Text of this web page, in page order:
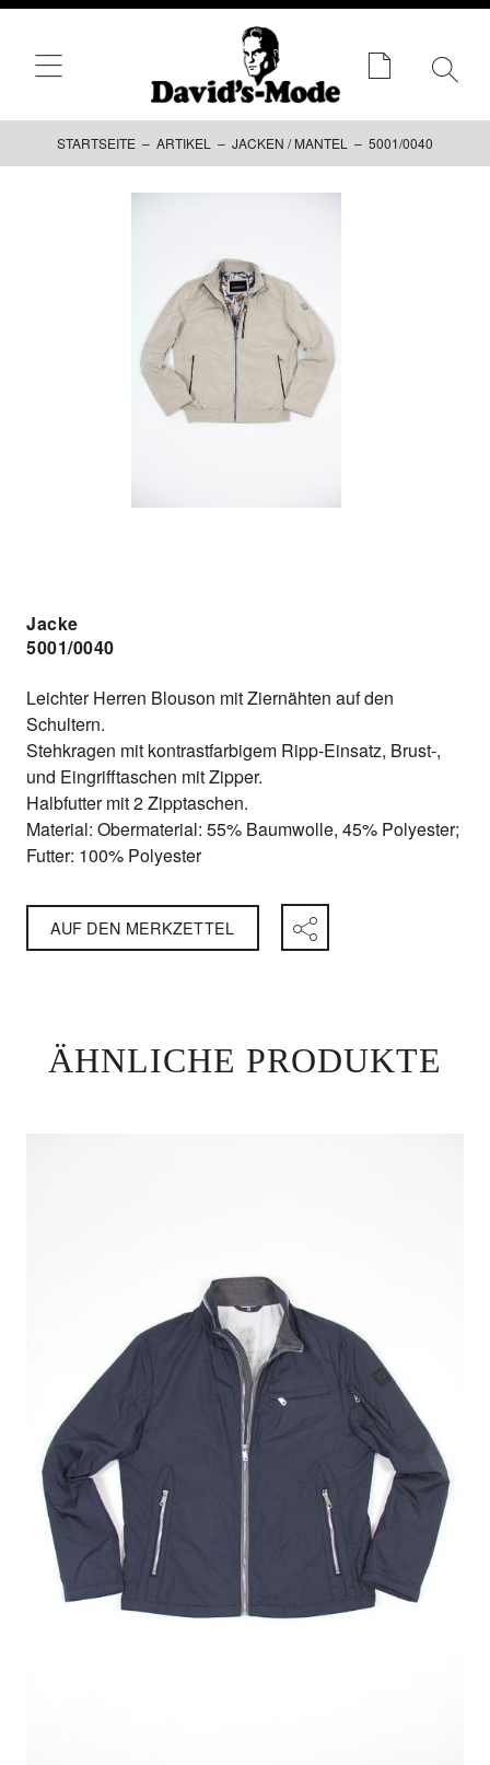
STARTSEITE – ARTIKEL – JACKEN / MANTEL – 5001/0040
Jacke
5001/0040
Leichter Herren Blouson mit Ziernähten auf den
Schultern.
Stehkragen mit kontrastfarbigem Ripp-Einsatz, Brust-,
und Eingrifftaschen mit Zipper.
Halbfutter mit 2 Zipptaschen.
Material: Obermaterial: 55% Baumwolle, 45% Polyester;
Futter: 100% Polyester
AUF DEN MERKZETTEL
ÄHNLICHE PRODUKTE